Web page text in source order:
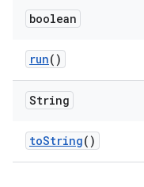
boolean
run()
String
toString()